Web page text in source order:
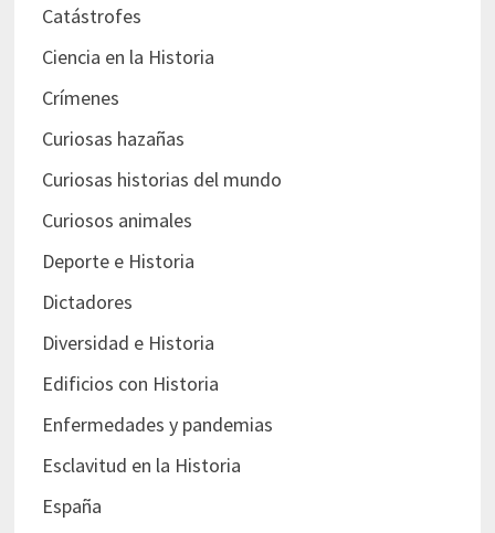
Catástrofes
Ciencia en la Historia
Crímenes
Curiosas hazañas
Curiosas historias del mundo
Curiosos animales
Deporte e Historia
Dictadores
Diversidad e Historia
Edificios con Historia
Enfermedades y pandemias
Esclavitud en la Historia
España